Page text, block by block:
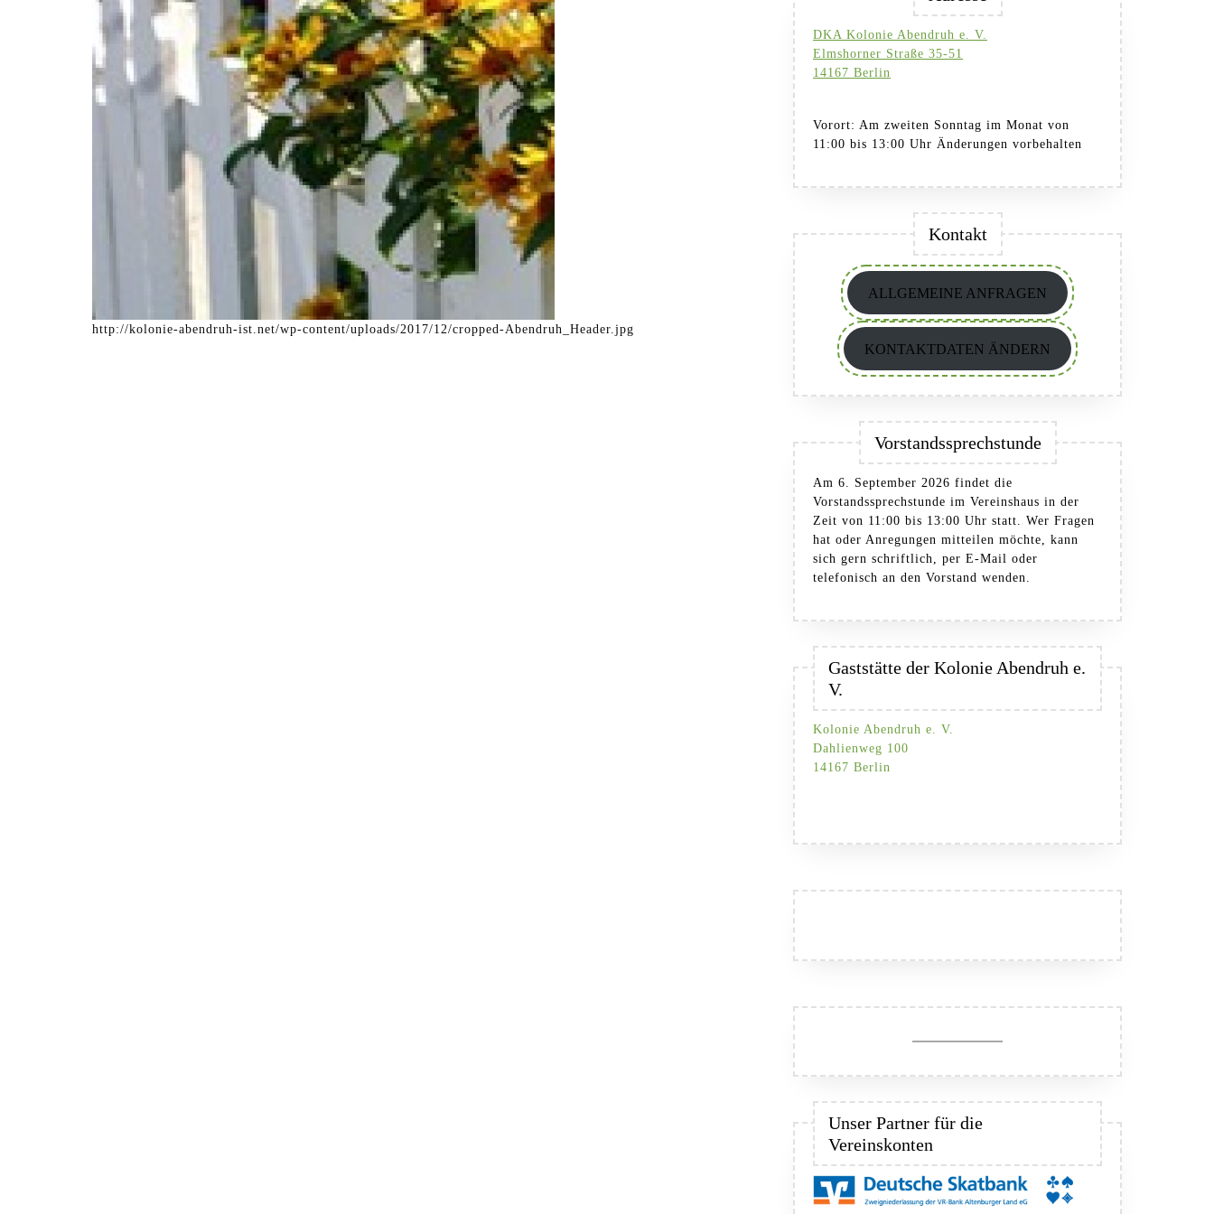
http://kolonie-abendruh-ist.net/wp-content/uploads/2017/12/cropped-Abendruh_Header.jpg
DKA Kolonie Abendruh e. V.
Elmshorner Straße 35-51
14167 Berlin
Vorort: Am zweiten Sonntag im Monat von
11:00 bis 13:00 Uhr Änderungen vorbehalten
Kontakt
ALLGEMEINE ANFRAGEN
KONTAKTDATEN ÄNDERN
Vorstandssprechstunde
Am 6. September 2026 findet die
Vorstandssprechstunde im Vereinshaus in der
Zeit von 11:00 bis 13:00 Uhr statt. Wer Fragen
hat oder Anregungen mitteilen möchte, kann
sich gern schriftlich, per E-Mail oder
telefonisch an den Vorstand wenden.
Gaststätte der Kolonie Abendruh e.
V.
Kolonie Abendruh e. V.
Dahlienweg 100
14167 Berlin
Unser Partner für die
Vereinskonten